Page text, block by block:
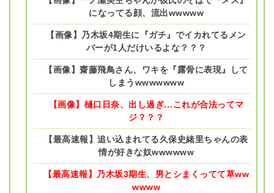
になってる顔、流出wwwww
【画像】乃木坂4期生に『ガチ』でイカれてるメン
バーが1人だけいるよな？？？
【画像】齋藤飛鳥さん、ワキを『露骨に表現』して
しまうwwwwwww
【画像】樋口日奈、出し過ぎ…これが合法ってマ
ジ？？？
【最高速報】追い込まれてる久保史緒里ちゃんの表
情が好きな奴wwwwww
【最高速報】乃木坂3期生、男とシまくってて草ww
wwww